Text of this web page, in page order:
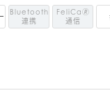
Bluetooth
連携
FeliCa🄬
通信